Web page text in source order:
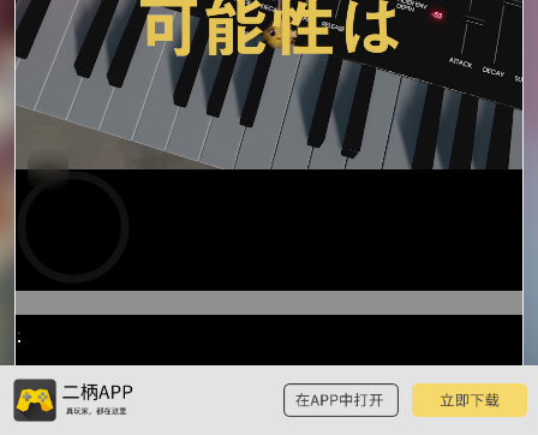
0:17
/